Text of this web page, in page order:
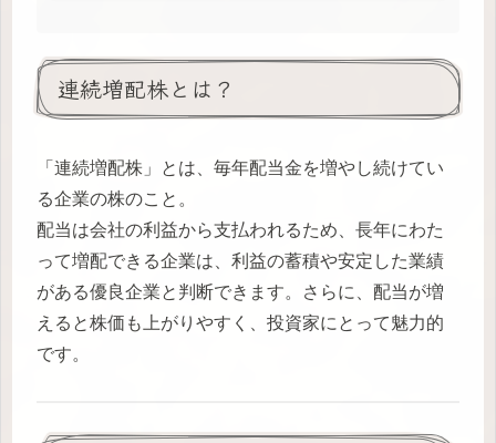
連続増配株とは？
「連続増配株」とは、毎年配当金を増やし続けてい
る企業の株のこと。
配当は会社の利益から支払われるため、長年にわた
って増配できる企業は、利益の蓄積や安定した業績
がある優良企業と判断できます。さらに、配当が増
えると株価も上がりやすく、投資家にとって魅力的
です。